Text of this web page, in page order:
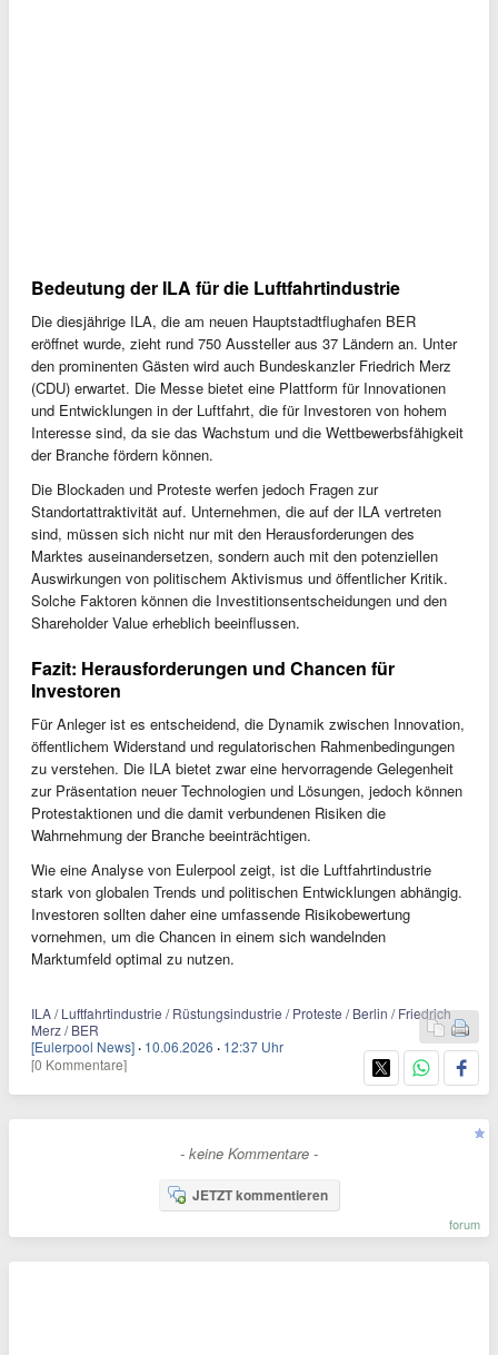
Bedeutung der ILA für die Luftfahrtindustrie
Die diesjährige ILA, die am neuen Hauptstadtflughafen BER
eröffnet wurde, zieht rund 750 Aussteller aus 37 Ländern an. Unter
den prominenten Gästen wird auch Bundeskanzler Friedrich Merz
(CDU) erwartet. Die Messe bietet eine Plattform für Innovationen
und Entwicklungen in der Luftfahrt, die für Investoren von hohem
Interesse sind, da sie das Wachstum und die Wettbewerbsfähigkeit
der Branche fördern können.
Die Blockaden und Proteste werfen jedoch Fragen zur
Standortattraktivität auf. Unternehmen, die auf der ILA vertreten
sind, müssen sich nicht nur mit den Herausforderungen des
Marktes auseinandersetzen, sondern auch mit den potenziellen
Auswirkungen von politischem Aktivismus und öffentlicher Kritik.
Solche Faktoren können die Investitionsentscheidungen und den
Shareholder Value erheblich beeinflussen.
Fazit: Herausforderungen und Chancen für
Investoren
Für Anleger ist es entscheidend, die Dynamik zwischen Innovation,
öffentlichem Widerstand und regulatorischen Rahmenbedingungen
zu verstehen. Die ILA bietet zwar eine hervorragende Gelegenheit
zur Präsentation neuer Technologien und Lösungen, jedoch können
Protestaktionen und die damit verbundenen Risiken die
Wahrnehmung der Branche beeinträchtigen.
Wie eine Analyse von Eulerpool zeigt, ist die Luftfahrtindustrie
stark von globalen Trends und politischen Entwicklungen abhängig.
Investoren sollten daher eine umfassende Risikobewertung
vornehmen, um die Chancen in einem sich wandelnden
Marktumfeld optimal zu nutzen.
ILA / Luftfahrtindustrie / Rüstungsindustrie / Proteste / Berlin / Friedrich
Merz / BER
[Eulerpool News] · 10.06.2026 · 12:37 Uhr
[0 Kommentare]
- keine Kommentare -
JETZT kommentieren
forum